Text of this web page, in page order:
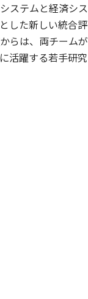
ステムと経済シス
した新しい統合評
らは、両チームが
活躍する若手研究